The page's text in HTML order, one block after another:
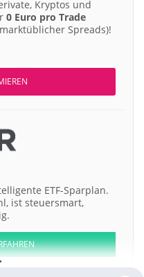
Kryptos und
0 Euro pro Trade
Spreads)!
ETF-Sparplan.
ist steuersmart,